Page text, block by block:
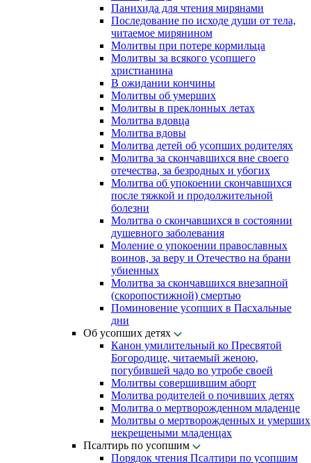
Панихида для чтения мирянами
Последование по исходе души от тела,
читаемое мирянином
Молитвы при потере кормильца
Молитвы за всякого усопшего
христианина
В ожидании кончины
Молитвы об умерших
Молитвы в преклонных летах
Молитва вдовца
Молитва вдовы
Молитва детей об усопших родителях
Молитва за скончавшихся вне своего
отечества, за безродных и убогих
Молитва об упокоении скончавшихся
после тяжкой и продолжительной
болезни
Молитва о скончавшихся в состоянии
душевного заболевания
Моление о упокоении православных
воинов, за веру и Отечество на брани
убиенных
Молитва за скончавшихся внезапной
(скоропостижной) смертью
Поминовение усопших в Пасхальные
дни
Об усопших детях
Канон умилительный ко Пресвятой
Богородице, читаемый женою,
погубившей чадо во утробе своей
Молитвы совершившим аборт
Молитва родителей о почивших детях
Молитва о мертворожденном младенце
Молитвы о мертворожденных и умерших
некрещеными младенцах
Псалтирь по усопшим
Порядок чтения Псалтири по усопшим